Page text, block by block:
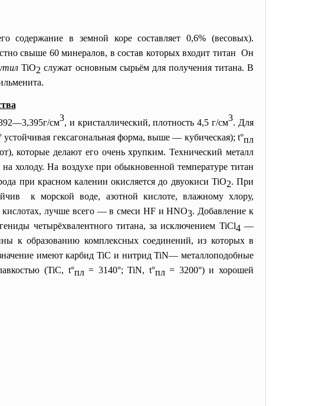
содержание в земной коре составляет 0,6% (весовых).
свыше 60 минералов, в состав которых входит титан Он
TiO2 служат основным сырьём для получения титана. В
см3, и кристаллический, плотность 4,5 г/см3. Для
гексагональная форма, выше — кубическая); t°пл
которые делают его очень хрупким. Технический металл
холоду. На воздухе при обыкновенной температуре титан
при красном калении окисляется до двуокиси TiO2. При
к морской воде, азотной кислоте, влажному хлору,
кислотах, лучше всего — в смеси HF и HNO3. Добавление к
четырёхвалентного титана, за исключением TiCl4 —
к образованию комплексных соединений, из которых в
имеют карбид TiC и нитрид TiN— металлоподобные
(TiC, t°пл= 3140°; TiN, t°пл= 3200°) и хорошей